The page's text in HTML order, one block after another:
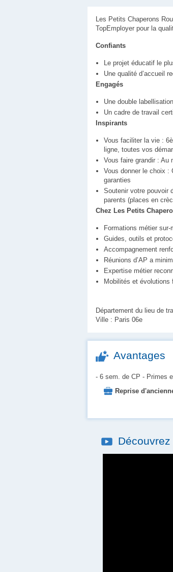
Les Petits Chaperons
TopEmployer pour la
Confiants
Le projet éducatif le
Une qualité d’accueil
Engagés
Une double
Un cadre de travail
Inspirants
Vous faciliter la vie :
ligne, toutes vos
Vous faire grandir : Au
Vous donner le choix :
garanties
Soutenir votre pouvoir
parents (places en
Chez Les Petits
Formations métier
Guides, outils et
Accompagnement
Réunions d’AP a
Expertise métier
Mobilités et évolutions
Département du lieu de
Ville : Paris 06e
Avantages
- 6 sem. de CP - Primes
Reprise